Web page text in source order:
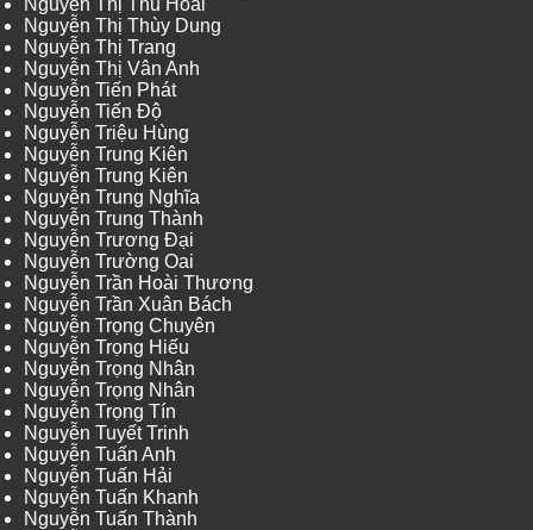
Nguyễn Thị Thùy Dung
Nguyễn Thị Trang
Nguyễn Thị Vân Anh
Nguyễn Tiến Phát
Nguyễn Tiến Độ
Nguyễn Triệu Hùng
Nguyễn Trung Kiên
Nguyễn Trung Kiên
Nguyễn Trung Nghĩa
Nguyễn Trung Thành
Nguyễn Trương Đại
Nguyễn Trường Oai
Nguyễn Trần Hoài Thương
Nguyễn Trần Xuân Bách
Nguyễn Trọng Chuyên
Nguyễn Trọng Hiếu
Nguyễn Trọng Nhân
Nguyễn Trọng Nhân
Nguyễn Trọng Tín
Nguyễn Tuyết Trinh
Nguyễn Tuấn Anh
Nguyễn Tuấn Hải
Nguyễn Tuấn Khanh
Nguyễn Tuấn Thành